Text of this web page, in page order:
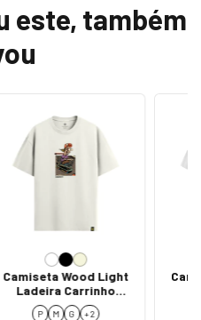
este, também
Camiseta Wood Light
Ladeira Carrinho
Mercado
P M G + 2